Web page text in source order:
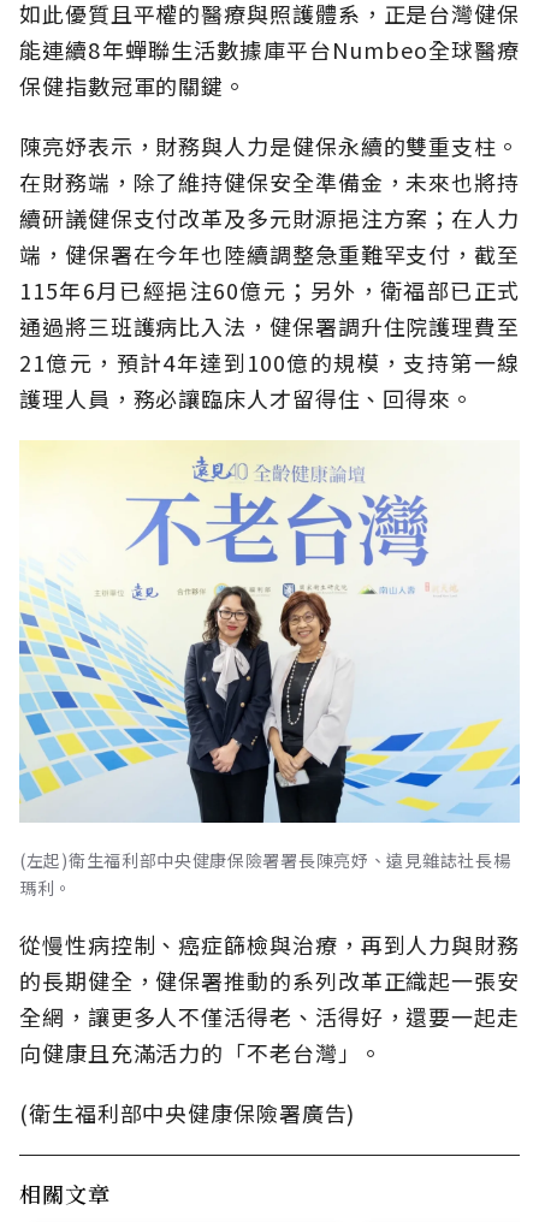
如此優質且平權的醫療與照護體系，正是台灣健保
能連續8年蟬聯生活數據庫平台Numbeo全球醫療
保健指數冠軍的關鍵。
陳亮妤表示，財務與人力是健保永續的雙重支柱。
在財務端，除了維持健保安全準備金，未來也將持
續研議健保支付改革及多元財源挹注方案；在人力
端，健保署在今年也陸續調整急重難罕支付，截至
115年6月已經挹注60億元；另外，衛福部已正式
通過將三班護病比入法，健保署調升住院護理費至
21億元，預計4年達到100億的規模，支持第一線
護理人員，務必讓臨床人才留得住、回得來。
(左起)衛生福利部中央健康保險署署長陳亮妤、遠見雜誌社長楊
瑪利。
從慢性病控制、癌症篩檢與治療，再到人力與財務
的長期健全，健保署推動的系列改革正織起一張安
全網，讓更多人不僅活得老、活得好，還要一起走
向健康且充滿活力的「不老台灣」。
(衛生福利部中央健康保險署廣告)
相關文章